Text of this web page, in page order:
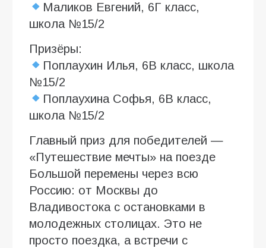
Маликов Евгений, 6Г класс,
школа №15/2
Призёры:
Поплаухин Илья, 6В класс, школа
№15/2
Поплаухина Софья, 6В класс,
школа №15/2
Главный приз для победителей —
«Путешествие мечты» на поезде
Большой перемены через всю
Россию: от Москвы до
Владивостока с остановками в
молодежных столицах. Это не
просто поездка, а встречи с